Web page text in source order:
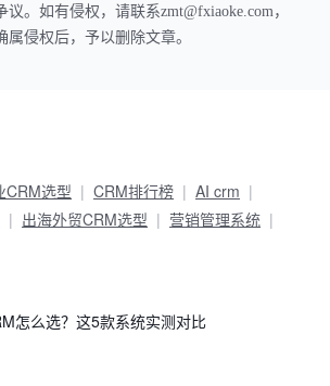
。如有侵权，请联系zmt@fxiaoke.com，
侵权后，予以删除文章。
CRM选型 CRM排行榜
AI crm
出海外贸CRM选型
营销管理系统
怎么选？这5款系统实测对比